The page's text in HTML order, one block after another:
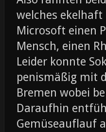
welches
Microsoft einen
Mensch, einen
Leider konnte
penismäßig mit
Bremen wobei
Daraufhin
Gemüseauflauf